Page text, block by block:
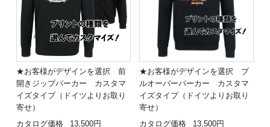
★お客様がデザインを選択 前
開きジップパーカー カスタマ
イズタイプ（ドイツよりお取り
寄せ）
カタログ価格
13,500円
★お客様がデザインを選択 プ
ルオーバーパーカー カスタマ
イズタイプ（ドイツよりお取り
寄せ）
カタログ価格
13,500円